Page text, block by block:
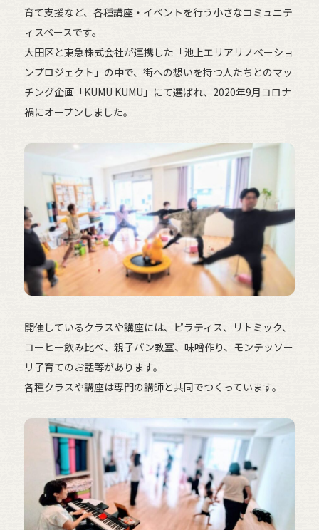
育て支援など、各種講座・イベントを行う小さなコミュニテ
ィスペースです。
大田区と東急株式会社が連携した「池上エリアリノベーショ
ンプロジェクト」の中で、街への想いを持つ人たちとのマッ
チング企画「KUMU KUMU」にて選ばれ、2020年9月コロナ
禍にオープンしました。
開催しているクラスや講座には、ピラティス、リトミック、
コーヒー飲み比べ、親子パン教室、味噌作り、モンテッソー
リ子育てのお話等があります。
各種クラスや講座は専門の講師と共同でつくっています。